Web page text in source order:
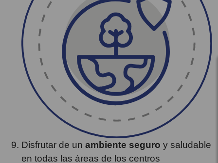
Disfrutar de un ambiente seguro y saludable
en todas las áreas de los centros